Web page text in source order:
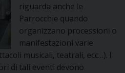
riguarda anche le
Parrocchie quando
organizzano processioni o
manifestazioni varie
musicali, teatrali, ecc…). I
di tali eventi devono